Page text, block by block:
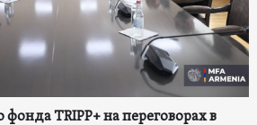
фонда TRIPP+ на переговорах в